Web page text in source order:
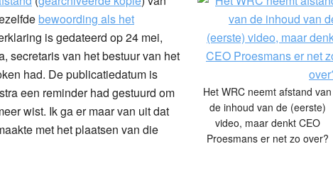
Het WRC neemt afstand van
de inhoud van de (eerste)
video, maar denkt CEO
Proesmans er net zo over?
bewoording als het
is gedateerd op 24 mei,
secretaris van het bestuur van het
had. De publicatiedatum is
een reminder had gestuurd om
wist. Ik ga er maar van uit dat
met het plaatsen van die